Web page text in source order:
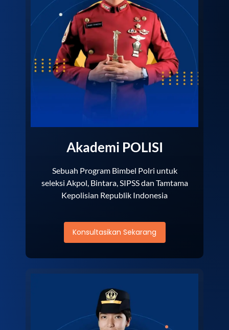
Akademi POLISI
Sebuah Program Bimbel Polri untuk
seleksi Akpol, Bintara, SIPSS dan Tamtama
Kepolisian Republik Indonesia
Konsultasikan Sekarang